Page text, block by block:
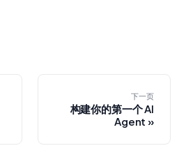
下一页
构建你的第一个 AI
Agent